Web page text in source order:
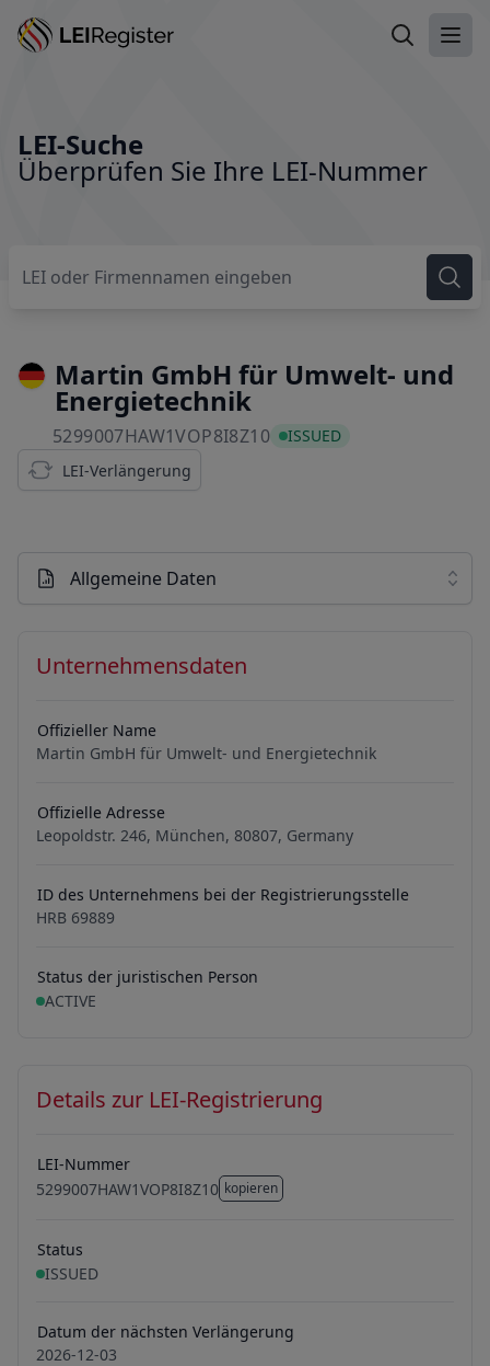
LEI suchen
LEI-Suche
Überprüfen Sie Ihre LEI-Nummer
Martin GmbH für Umwelt- und
Energietechnik
5299007HAW1VOP8I8Z105299007HAW1VOP8I8Z10
ISSUED
LEI-Verlängerung
Allgemeine Daten
Unternehmensdaten
Offizieller Name
Martin GmbH für Umwelt- und Energietechnik
Offizielle Adresse
Leopoldstr. 246, München, 80807, Germany
ID des Unternehmens bei der Registrierungsstelle
HRB 69889
Status der juristischen Person
ACTIVE
Details zur LEI-Registrierung
LEI-Nummer
5299007HAW1VOP8I8Z10 kopieren
5299007HAW1VOP8I8Z10
Status
ISSUED
Datum der nächsten Verlängerung
2026-12-03